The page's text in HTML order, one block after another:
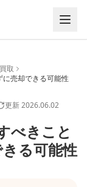
取
売却できる可能性
更新2026.06.02
べきこと
る可能性